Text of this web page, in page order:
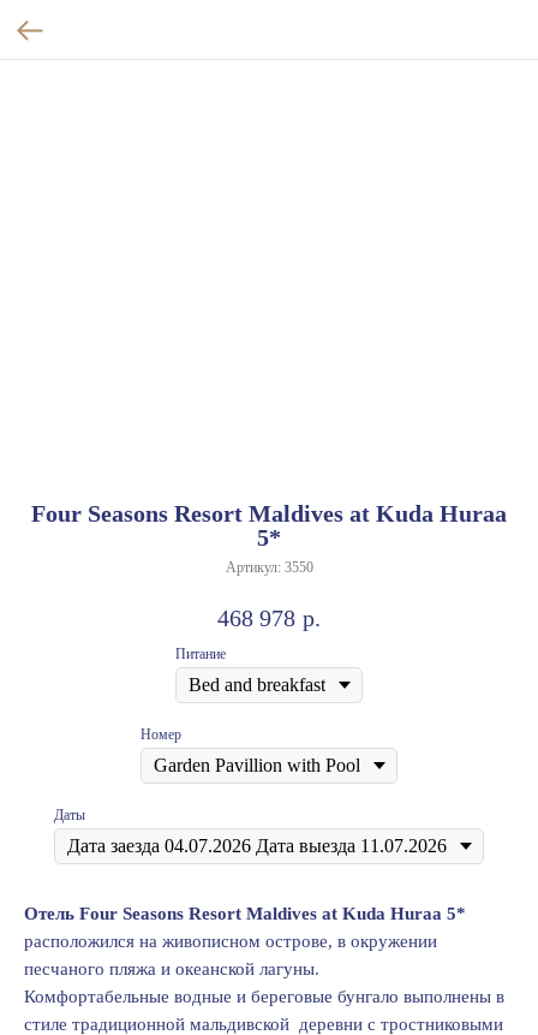
Four Seasons Resort Maldives at Kuda Huraa
5*
Артикул: 3550
468 978 р.
Питание
Номер
Даты
Отель Fоur Seasоns Resоrt Maldives at Kuda Huraa 5*
расположился на живописном острове, в окружении
песчаного пляжа и океанской лагуны.
Комфортабельные водные и береговые бунгало выполнены в
стиле традиционной мальдивской деревни с тростниковыми